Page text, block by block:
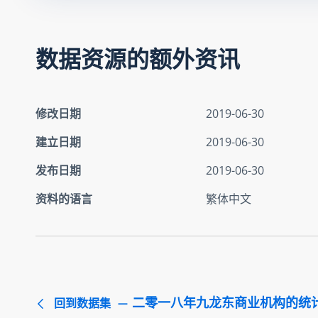
数据资源的额外资讯
修改日期
2019-06-30
建立日期
2019-06-30
发布日期
2019-06-30
资料的语言
繁体中文
回到数据集 二零一八年九龙东商业机构的统